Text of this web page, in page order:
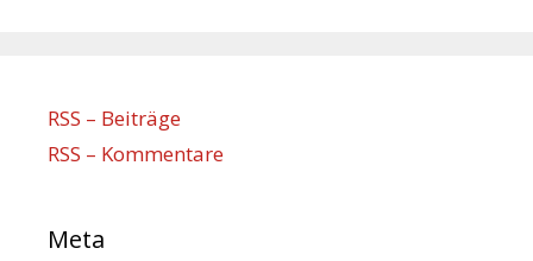
RSS – Beiträge
RSS – Kommentare
Meta